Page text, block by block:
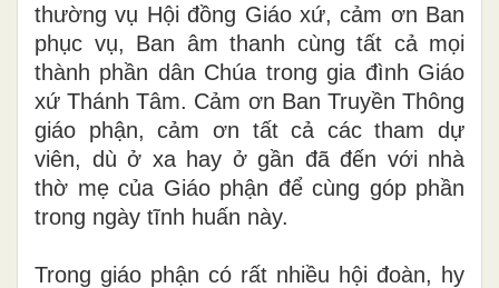
thường vụ Hội đồng Giáo xứ, cảm ơn Ban
phục vụ, Ban âm thanh cùng tất cả mọi
thành phần dân Chúa trong gia đình Giáo
xứ Thánh Tâm. Cảm ơn Ban Truyền Thông
giáo phận, cảm ơn tất cả các tham dự
viên, dù ở xa hay ở gần đã đến với nhà
thờ mẹ của Giáo phận để cùng góp phần
trong ngày tĩnh huấn này.
Trong giáo phận có rất nhiều hội đoàn, hy